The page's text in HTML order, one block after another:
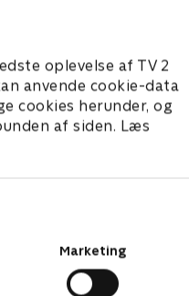
oplevelse af TV 2
anvende cookie-data
cookies herunder, og
af siden. Læs
Marketing